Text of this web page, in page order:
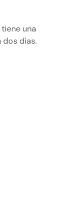
una
dos dias.